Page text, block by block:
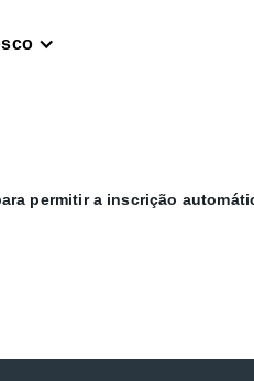
permitir a inscrição